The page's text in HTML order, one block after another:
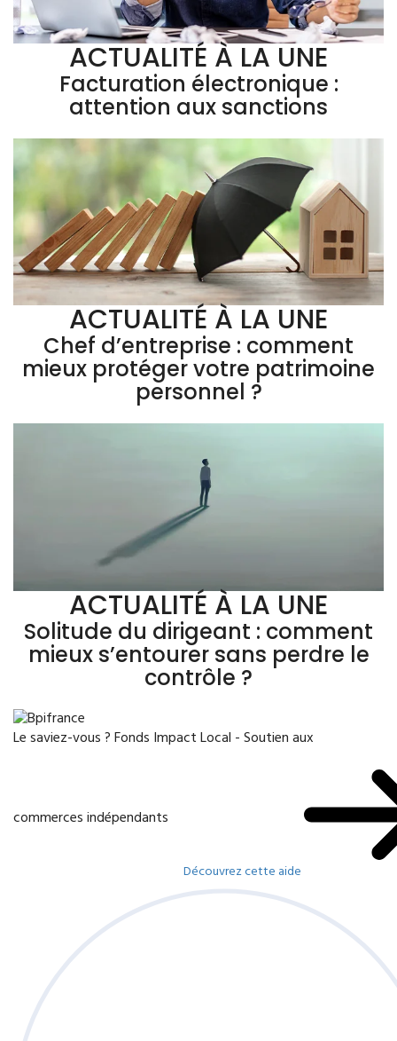
ACTUALITÉ À LA UNE
Facturation électronique :
attention aux sanctions
ACTUALITÉ À LA UNE
Chef d’entreprise : comment
mieux protéger votre patrimoine
personnel ?
ACTUALITÉ À LA UNE
Solitude du dirigeant : comment
mieux s’entourer sans perdre le
contrôle ?
Le saviez-vous ?Fonds Impact Local - Soutien aux
commerces indépendants
Découvrez cette aide